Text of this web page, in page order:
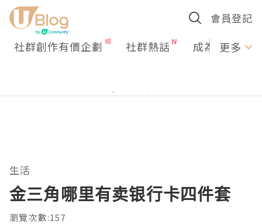
會員登記
社群創作有價企劃 社群熱話 成為U更多
生活
金三角哪里有卖银行卡四件套
瀏覽次數:157